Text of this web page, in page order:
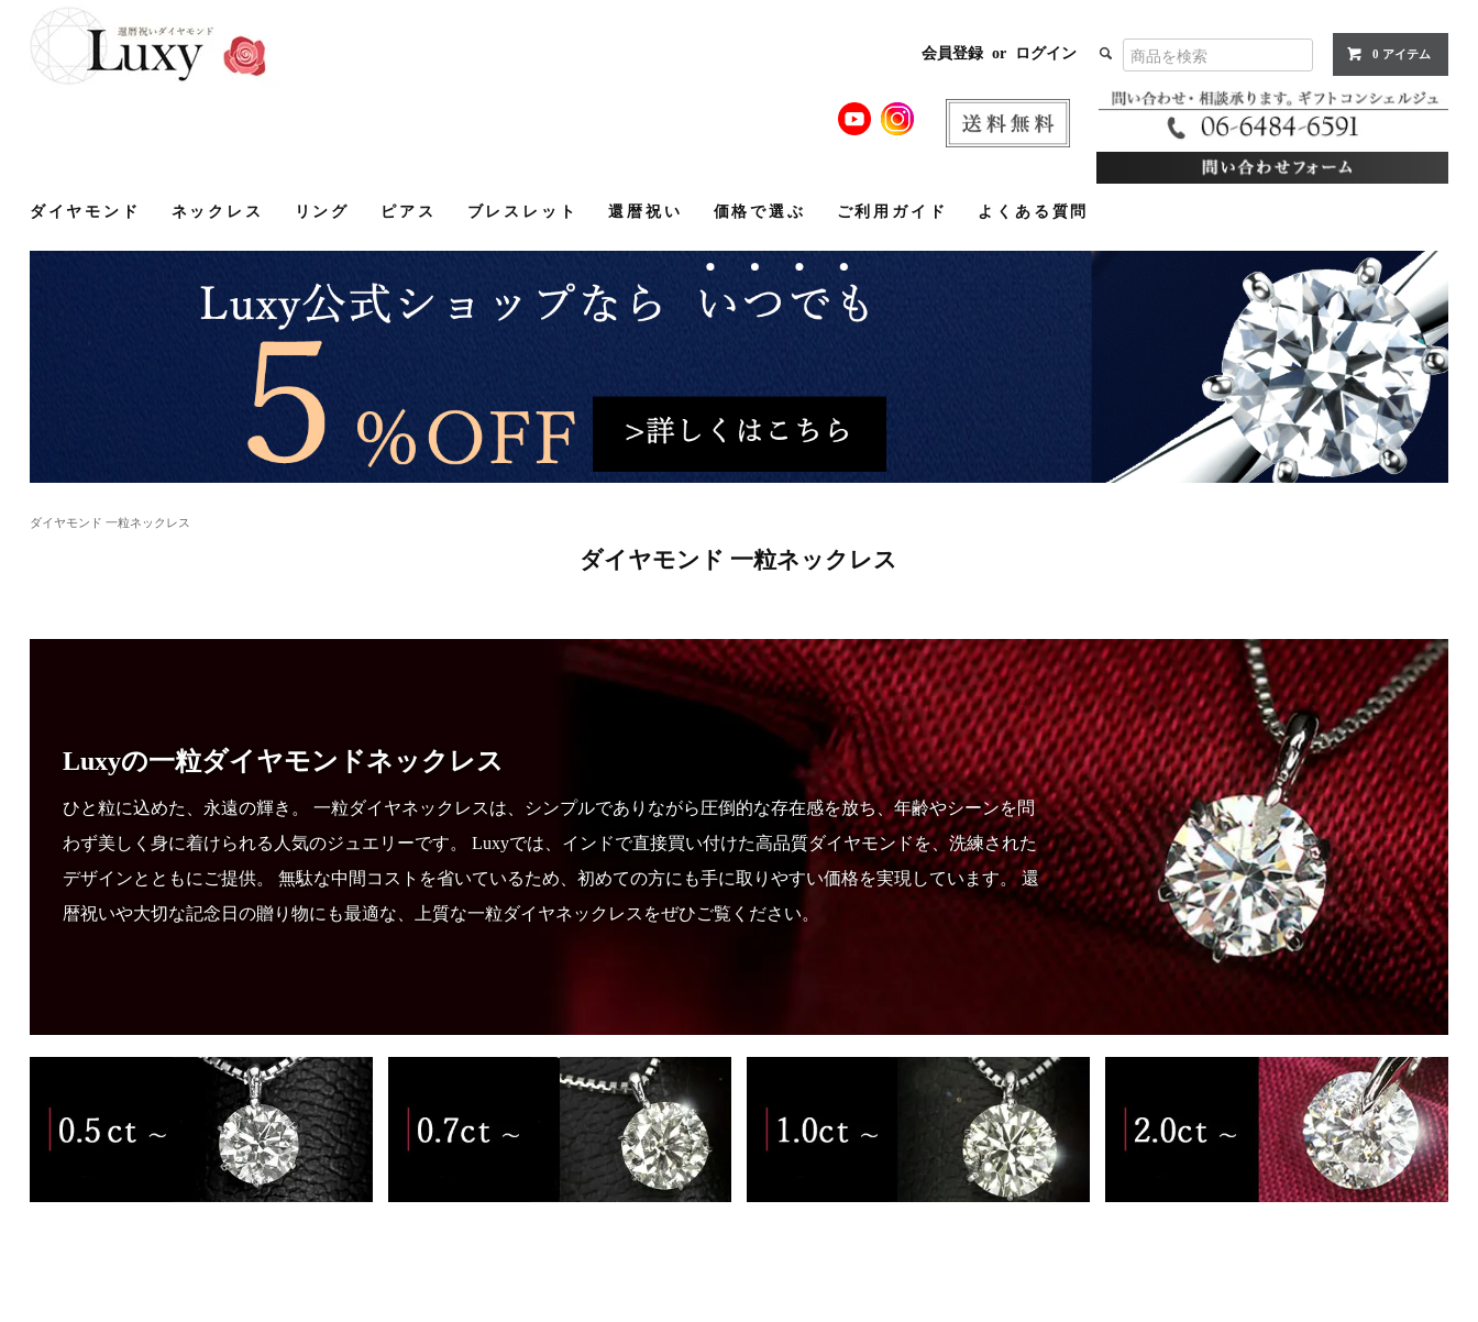
会員登録 or ログイン 0 アイテム
ダイヤモンド ネックレス リング ピアス ブレスレット 還暦祝い 価格で選ぶ ご利用ガイド よくある質問
ダイヤモンド 一粒ネックレス
ダイヤモンド 一粒ネックレス
Luxyの一粒ダイヤモンドネックレス
ひと粒に込めた、永遠の輝き。 一粒ダイヤネックレスは、シンプルでありながら圧倒的な存在感を放ち、年齢やシーンを問
わず美しく身に着けられる人気のジュエリーです。 Luxyでは、インドで直接買い付けた高品質ダイヤモンドを、洗練された
デザインとともにご提供。 無駄な中間コストを省いているため、初めての方にも手に取りやすい価格を実現しています。 還
暦祝いや大切な記念日の贈り物にも最適な、上質な一粒ダイヤネックレスをぜひご覧ください。